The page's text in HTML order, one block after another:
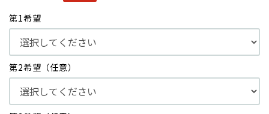
第1希望
第2希望（任意）